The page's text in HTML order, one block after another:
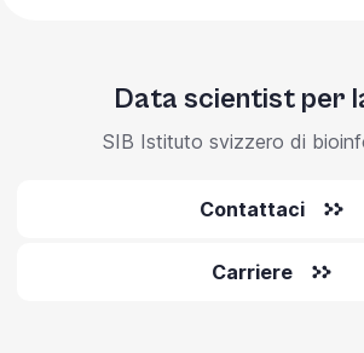
Data scientist per
SIB Istituto svizzero di
Contattaci
Carriere